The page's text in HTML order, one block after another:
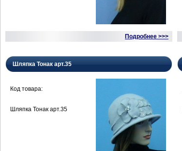
Подробнее >>>
Шляпка Тонак арт.35
Код товара:
Шляпка Тонак арт.35